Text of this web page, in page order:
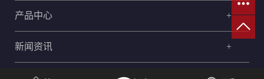
产品中心 +
新闻资讯 +